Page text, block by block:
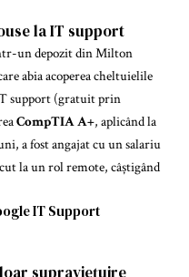
la IT support
un depozit din Milton
abia acoperea cheltuielile
support (gratuit prin
CompTIA A+, aplicând la
a fost angajat cu un salariu
la un rol remote, câștigând
IT Support
supraviețuire